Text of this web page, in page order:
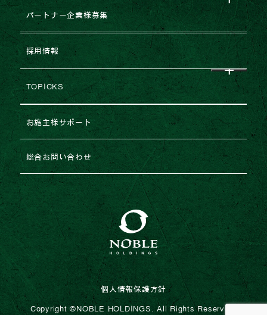
企業理念
会社概要
グループ企業一覧
沿革・変遷
ESGの取り組み
すべて
NEWS
レポート
パートナー企業様募集
企業提携・M&Aのご相談
建築協力業者様募集
不動産売却
法人のお客様専用お問い合わせ
採用情報
TOPICKS
2026年
2025年
2024年
2023年
お施主様サポート
総合お問い合わせ
個人情報保護方針
Copyright ©︎NOBLE HOLDINGS. All Rights Reserved.